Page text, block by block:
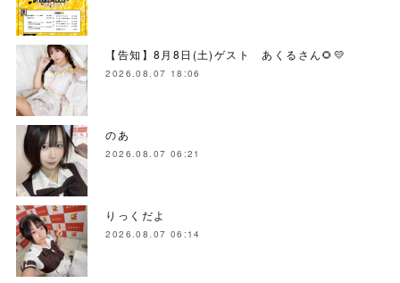
【告知】8月8日(土)ゲスト あくるさん🌻💛
2026.08.07 18:06
のあ
2026.08.07 06:21
りっくだよ
2026.08.07 06:14